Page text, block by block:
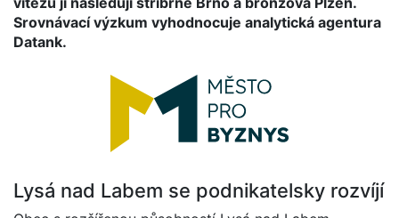
Srovnávací výzkum vyhodnocuje analytická agentura
Datank.
Lysá nad Labem se podnikatelsky rozvíjí